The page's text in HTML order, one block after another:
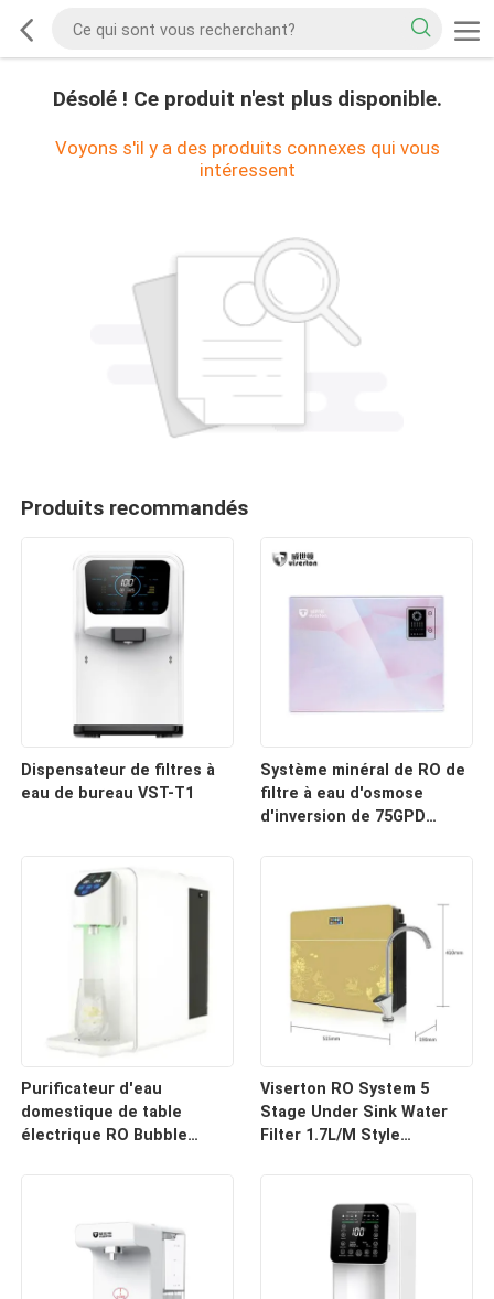
Désolé ! Ce produit n'est plus disponible.
Voyons s'il y a des produits connexes qui vous
intéressent
Produits recommandés
Dispensateur de filtres à
eau de bureau VST-T1
Système minéral de RO de
filtre à eau d'osmose
d'inversion de 75GPD
Purificateur d'eau
domestique de table
électrique RO Bubble
Viserton RO System 5
Stage Under Sink Water
Filter 1.7L/M Style